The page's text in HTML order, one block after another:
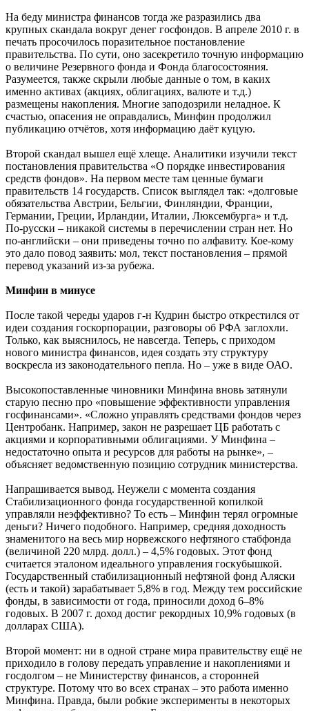
На беду министра финансов тогда же разразились два
крупных скандала вокруг денег госфондов. В апреле 2010 г. в
печать просочилось поразительное постановление
правительства. По сути, оно засекретило точную информацию
о величине Резервного фонда и Фонда благосостояния.
Разумеется, также скрыли любые данные о том, в каких
именно активах (акциях, облигациях, валюте и т.д.)
размещены накопления. Многие заподозрили неладное. К
счастью, опасения не оправдались, Минфин продолжил
публикацию отчётов, хотя информацию даёт куцую.
Второй скандал вышел ещё хлеще. Аналитики изучили текст
постановления правительства «О порядке инвестирования
средств фондов». На первом месте там ценные бумаги
правительств 14 государств. Список выглядел так: «долговые
обязательства Австрии, Бельгии, Финляндии, Франции,
Германии, Греции, Ирландии, Италии, Люксембурга» и т.д.
По-русски – никакой системы в перечислении стран нет. Но
по-английски – они приведены точно по алфавиту. Кое-кому
это дало повод заявить: мол, текст постановления – прямой
перевод указаний из-за рубежа.
Минфин в минусе
После такой череды ударов г-н Кудрин быстро открестился от
идеи создания госкорпорации, разговоры об РФА заглохли.
Только, как выяснилось, не навсегда. Теперь, с приходом
нового министра финансов, идея создать эту структуру
воскресла из законодательного пепла. Но – уже в виде ОАО.
Высокопоставленные чиновники Минфина вновь затянули
старую песню про «повышение эффективности управления
госфинансами». «Сложно управлять средствами фондов через
Центробанк. Например, закон не разрешает ЦБ работать с
акциями и корпоративными облигациями. У Минфина –
недостаточно опыта и ресурсов для работы на рынке», –
объясняет ведомственную позицию сотрудник министерства.
Напрашивается вывод. Неужели с момента создания
Стабилизационного фонда государственной копилкой
управляли неэффективно? То есть – Минфин терял огромные
деньги? Ничего подобного. Например, средняя доходность
знаменитого на весь мир норвежского нефтяного стабфонда
(величиной 220 млрд. долл.) – 4,5% годовых. Этот фонд
считается эталоном идеального управления госкубышкой.
Государственный стабилизационный нефтяной фонд Аляски
(есть и такой) зарабатывает 5,8% в год. Между тем российские
фонды, в зависимости от года, приносили доход 6–8%
годовых. В 2007 г. доход достиг рекордных 10,9% годовых (в
долларах США).
Второй момент: ни в одной стране мира правительству ещё не
приходило в голову передать управление и накоплениями и
госдолгом – не Министерству финансов, а сторонней
структуре. Потому что во всех странах – это работа именно
Минфина. Правда, были робкие эксперименты в некоторых